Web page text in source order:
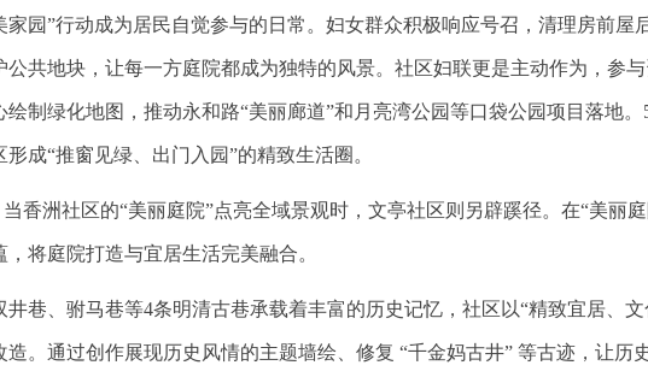
家园”行动成为居民自觉参与的日常。妇女群众积极响应号召，清理房前屋
公共地块，让每一方庭院都成为独特的风景。社区妇联更是主动作为，参
绘制绿化地图，推动永和路“美丽廊道”和月亮湾公园等口袋公园项目落地
形成“推窗见绿、出门入园”的精致生活圈。
当香洲社区的“美丽庭院”点亮全域景观时，文亭社区则另辟蹊径。在“美丽
，将庭院打造与宜居生活完美融合。
井巷、驸马巷等4条明清古巷承载着丰富的历史记忆，社区以“精致宜居、
造。通过创作展现历史风情的主题墙绘、修复 “千金妈古井” 等古迹，让历